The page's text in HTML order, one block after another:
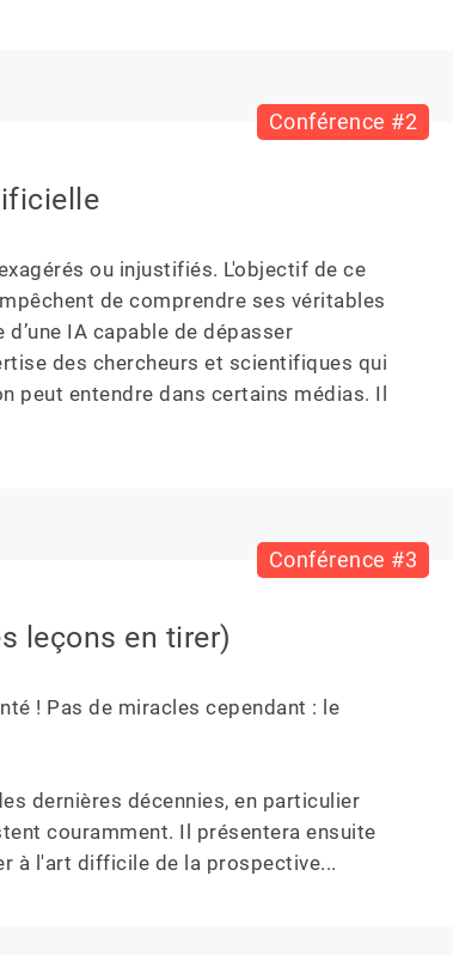
Conférence #2
ou injustifiés. L'objectif de ce
de comprendre ses véritables
IA capable de dépasser
des chercheurs et scientifiques qui
peut entendre dans certains médias. Il
Conférence #3
leçons en tirer)
! Pas de miracles cependant : le
dernières décennies, en particulier
couramment. Il présentera ensuite
à l'art difficile de la prospective...